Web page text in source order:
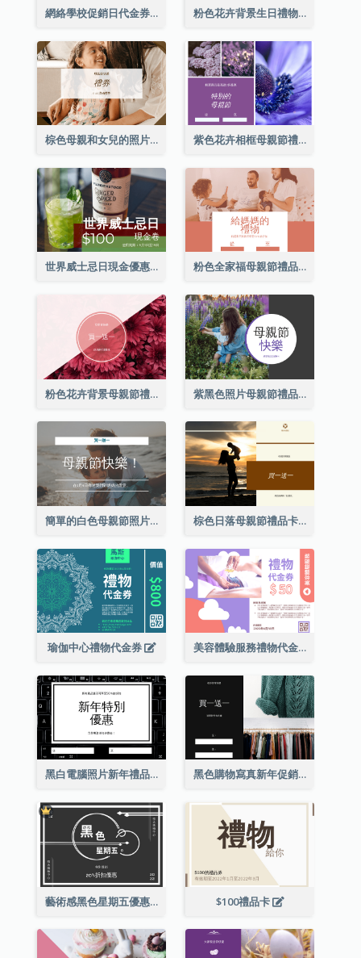
網絡學校促銷日代金券 粉色花卉背景生日禮物卡
棕色母親和女兒的照片母親節的禮品卡 紫色花卉相框母親節禮品卡
世界威士忌日現金優惠券 粉色全家福母親節禮品卡
粉色花卉背景母親節禮品卡 紫黑色照片母親節禮品卡
簡單的白色母親節照片禮品卡 棕色日落母親節禮品卡
瑜伽中心禮物代金券 美容體驗服務禮物代金券
黑白電腦照片新年禮品卡 黑色購物寫真新年促銷禮品卡
藝術感黑色星期五優惠券 $100禮品卡